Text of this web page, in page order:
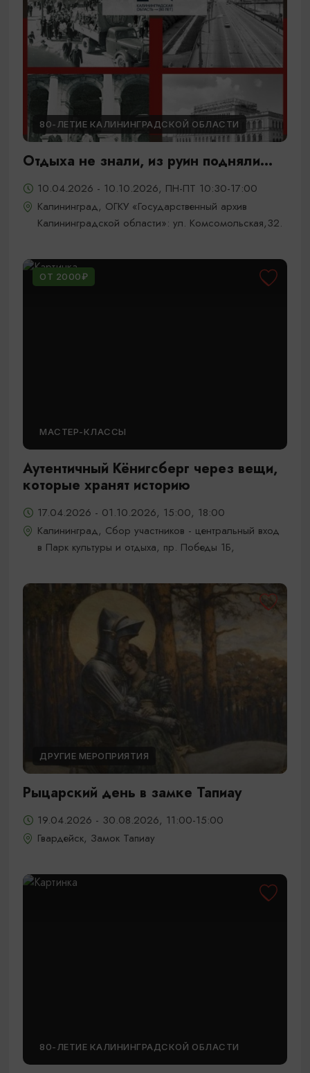
80-ЛЕТИЕ КАЛИНИНГРАДСКОЙ ОБЛАСТИ
Отдыха не знали, из руин подняли...
10.04.2026 - 10.10.2026, ПН-ПТ 10:30-17:00
Калининград, ОГКУ «Государственный архив
Калининградской области»: ул. Комсомольская,32.
ОТ 2000₽
МАСТЕР-КЛАССЫ
Аутентичный Кёнигсберг через вещи,
которые хранят историю
17.04.2026 - 01.10.2026, 15:00, 18:00
Калининград, Сбор участников - центральный вход
в Парк культуры и отдыха, пр. Победы 1Б,
ДРУГИЕ МЕРОПРИЯТИЯ
Рыцарский день в замке Тапиау
19.04.2026 - 30.08.2026, 11:00-15:00
Гвардейск, Замок Тапиау
80-ЛЕТИЕ КАЛИНИНГРАДСКОЙ ОБЛАСТИ